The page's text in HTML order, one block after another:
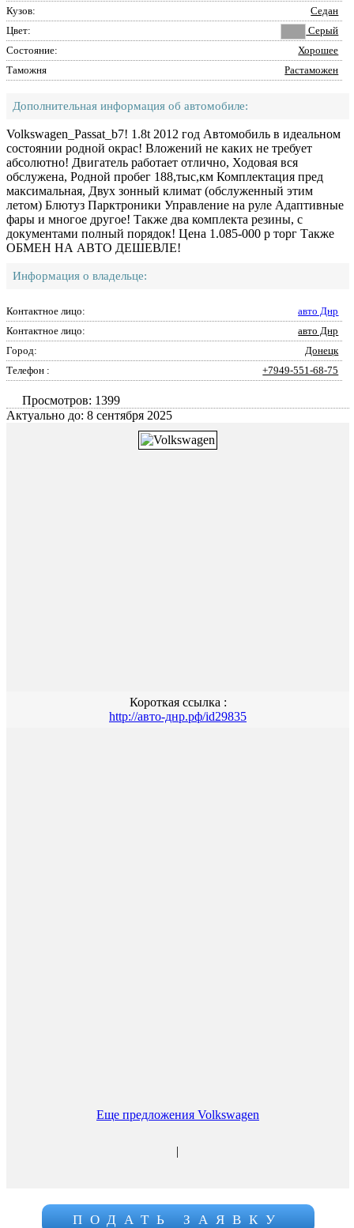
Кузов:
Седан
Цвет:
Серый
Состояние:
Хорошее
Таможня
Растаможен
Дополнительная информация об автомобиле:
Volkswagen_Passat_b7! 1.8t 2012 год Автомобиль в идеальном
состоянии родной окрас! Вложений не каких не требует
абсолютно! Двигатель работает отлично, Ходовая вся
обслужена, Родной пробег 188,тыс,км Комплектация пред
максимальная, Двух зонный климат (обслуженный этим
летом) Блютуз Парктроники Управление на руле Адаптивные
фары и многое другое! Также два комплекта резины, с
документами полный порядок! Цена 1.085-000 р торг Также
ОБМЕН НА АВТО ДЕШЕВЛЕ!
Информация о владельце:
Контактное лицо:
авто Днр
Контактное лицо:
авто Днр
Город:
Донецк
Телефон :
+7949-551-68-75
Просмотров: 1399
Актуально до: 8 сентября 2025
Короткая ссылка :
http://авто-днр.рф/id29835
Еще предложения Volkswagen
|
ПОДАТЬ ЗАЯВКУ